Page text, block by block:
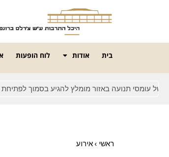
בית אודות לוח הופעות
עומסי תנועה באזור מומלץ להגיע בסמוך לפתיחת
ראשי › אירוע